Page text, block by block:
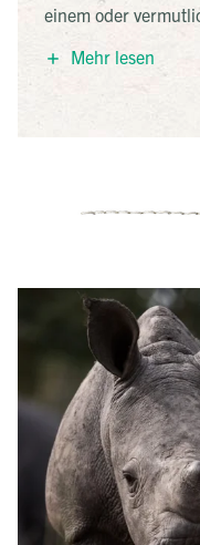
einem oder
Nashörnern zu
seltenen
und reinigen ihre
des Restaurants.
Mehr lesen